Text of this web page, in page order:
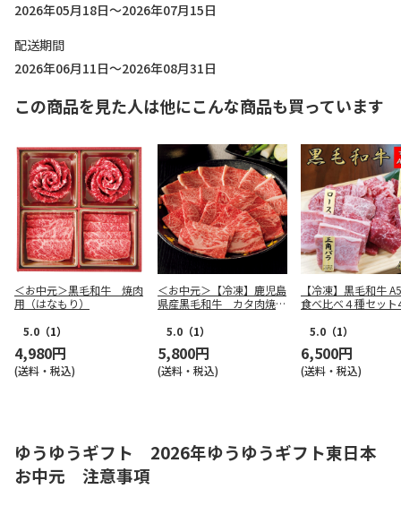
2026年05月18日～2026年07月15日
配送期間
2026年06月11日～2026年08月31日
この商品を見た人は他にこんな商品も買っています
＜お中元＞黒毛和牛 焼肉
用（はなもり）
5.0 （1）
4,980円
(送料・税込)
＜お中元＞【冷凍】鹿児島
県産黒毛和牛 カタ肉焼肉
5.0 （1）
5,800円
(送料・税込)
【冷凍】黒毛和牛
食べ比べ４種セッ
5.0 （1）
6,500円
(送料・税込)
ゆうゆうギフト 2026年ゆうゆうギフト東日本
お中元 注意事項